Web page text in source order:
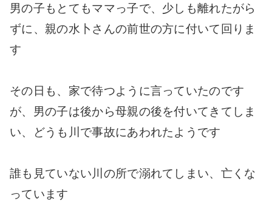
男の子もとてもママっ子で、少しも離れたがら
ずに、親の水卜さんの前世の方に付いて回りま
す
その日も、家で待つように言っていたのです
が、男の子は後から母親の後を付いてきてしま
い、どうも川で事故にあわれたようです
誰も見ていない川の所で溺れてしまい、亡くな
っています